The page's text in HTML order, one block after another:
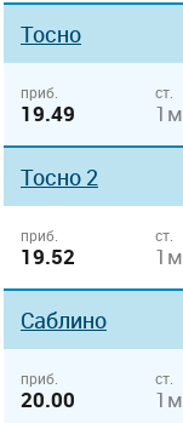
Тосно
приб.
19.49
ст.
1м
Тосно 2
приб.
19.52
ст.
1м
Саблино
приб.
20.00
ст.
1м